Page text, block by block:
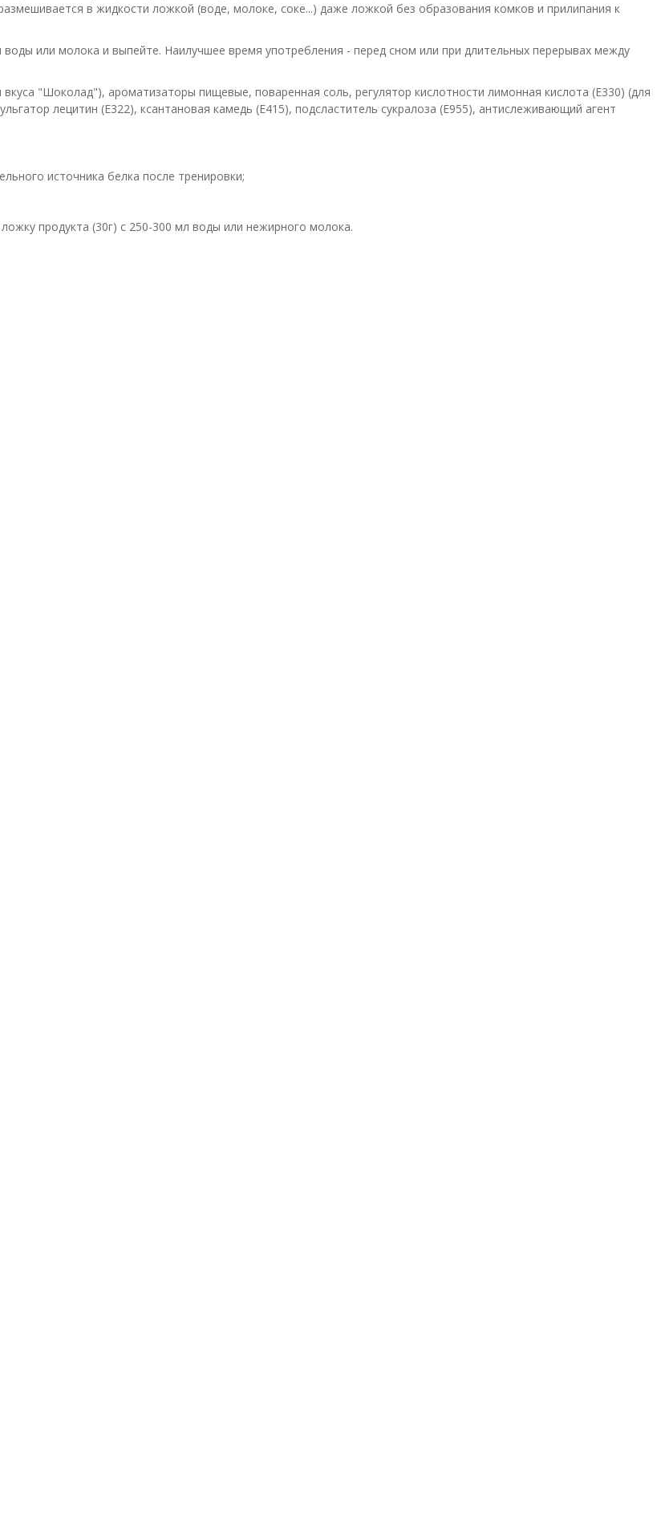
в жидкости ложкой (воде, молоке, соке...) даже ложкой без образования комков и прилипания к
или молока и выпейте. Наилучшее время употребления - перед сном или при длительных перерывах между
"Шоколад"), ароматизаторы пищевые, поваренная соль, регулятор кислотности лимонная кислота (Е330) (для
лецитин (Е322), ксантановая камедь (Е415), подсластитель сукралоза (Е955), антислеживающий агент
источника белка после тренировки;
продукта (30г) с 250-300 мл воды или нежирного молока.